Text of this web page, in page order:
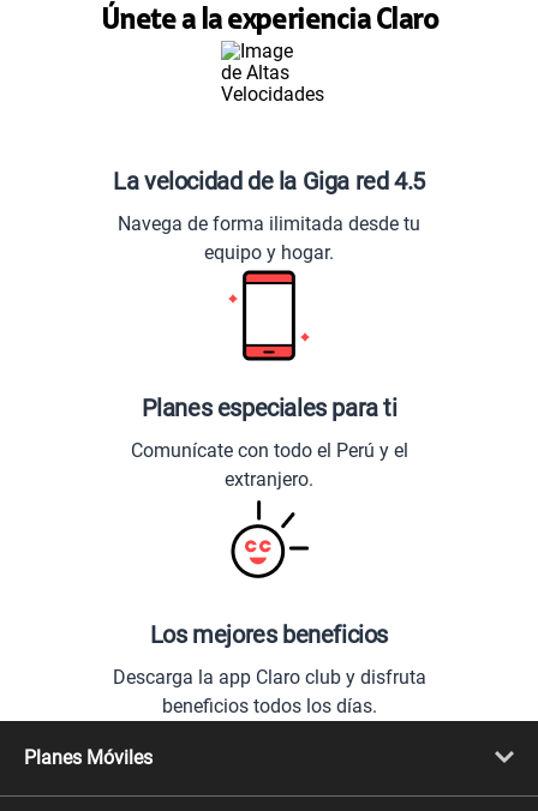
Únete a la experiencia Claro
La velocidad de la Giga red 4.5
Navega de forma ilimitada desde tu
equipo y hogar.
Planes especiales para ti
Comunícate con todo el Perú y el
extranjero.
Los mejores beneficios
Descarga la app Claro club y disfruta
beneficios todos los días.
Planes Móviles